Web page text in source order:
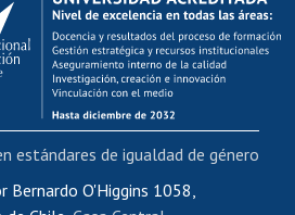
al AUCAI
os
internos de capacitación
del personal
de movilidad interna
de renta
Bernardo O'Higgins 1058,
estándares de igualdad de género